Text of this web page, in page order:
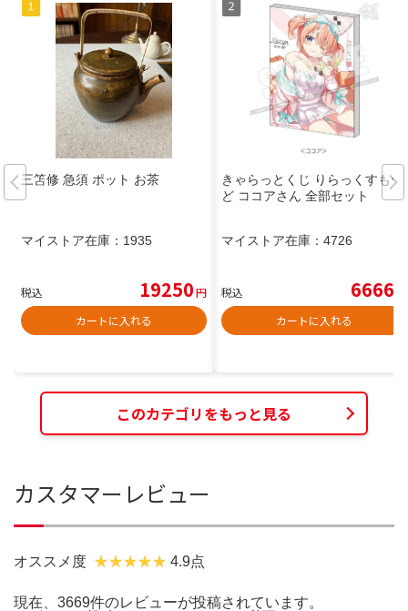
三笘修 急須 ポット お茶
マイストア在庫： 1935
税込 19250円
カートに入れる
きゃらっとくじ りらっくすもー
ど ココアさん 全部セット
マイストア在庫： 4726
税込 6666
カートに入れる
このカテゴリをもっと見る
カスタマーレビュー
オススメ度 4.9点
現在、3669件のレビューが投稿されています。